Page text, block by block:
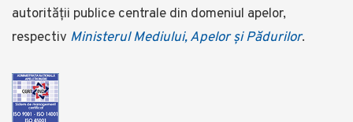
autorității publice centrale din domeniul apelor,
respectiv Ministerul Mediului, Apelor și Pădurilor.